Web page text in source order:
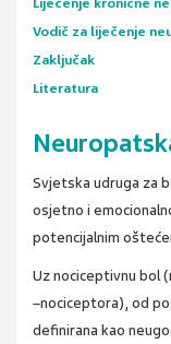
Liječenje kronične
Vodič za liječenje
Zaključak
Literatura
Svjetska udruga za
osjetno i
potencijalnim
Uz nociceptivnu bol
–nociceptora), od
definirana kao